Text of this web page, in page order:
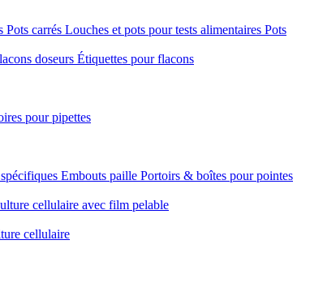
Pots carrés Louches et pots pour tests alimentaires Pots
doseurs Étiquettes pour flacons
pour pipettes
Embouts paille Portoirs & boîtes pour pointes
cellulaire avec film pelable
cellulaire